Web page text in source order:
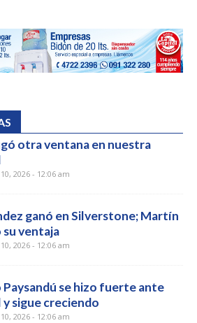
otra ventana en nuestra
2026 - 12:06 am
ganó en Silverstone; Martín
su ventaja
2026 - 12:06 am
Paysandú se hizo fuerte ante
sigue creciendo
2026 - 12:06 am